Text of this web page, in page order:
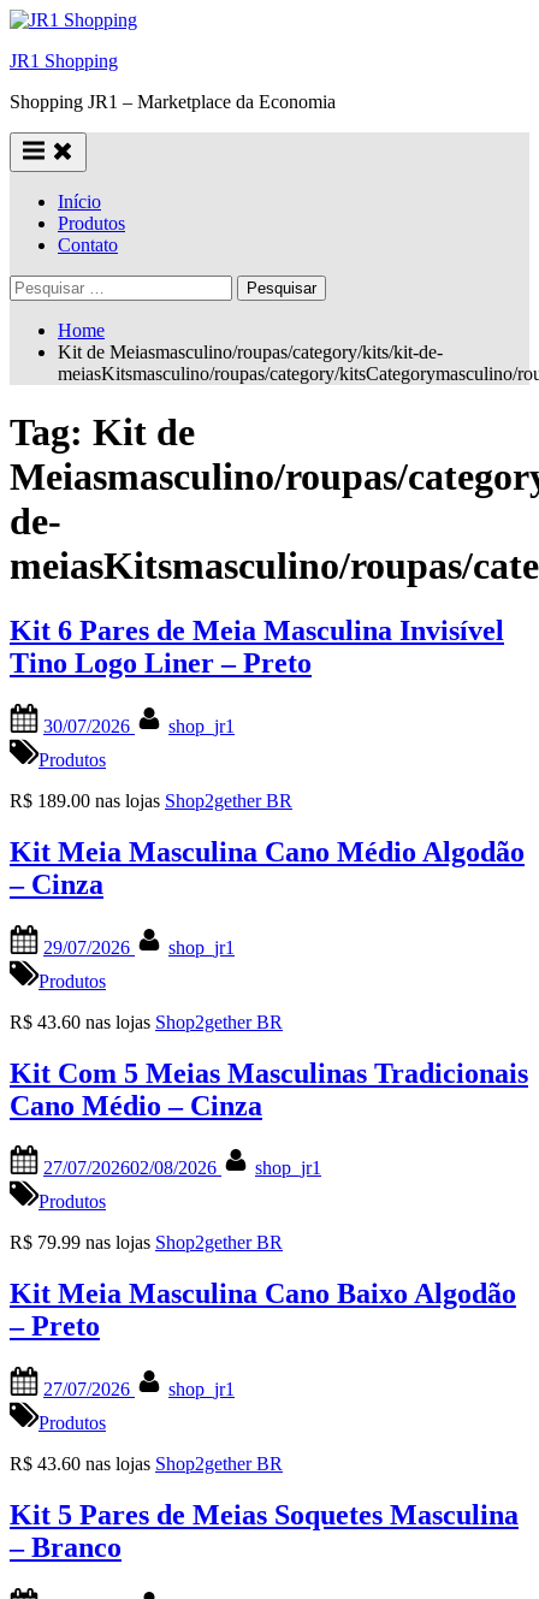
Skip
content
JR1 Shopping
Shopping JR1 – Marketplace da Economia
Início
Produtos
Contato
Pesquisar
por:
Home
Kit de Meiasmasculino/roupas/category/kits/kit-de-
meiasKitsmasculino/roupas/category/kitsCategorymasculino/
Tag: Kit de
Meiasmasculino/roupas/
de-
meiasKitsmasculino/roupas/
Kit 6 Pares de Meia Masculina Invisível
Tino Logo Liner – Preto
on
30/07/2026
shop_jr1
Produtos
R$ 189.00 nas lojas Shop2gether BR
Kit Meia Masculina Cano Médio Algodão
– Cinza
on
29/07/2026
shop_jr1
Produtos
R$ 43.60 nas lojas Shop2gether BR
Kit Com 5 Meias Masculinas Tradicionais
Cano Médio – Cinza
on
27/07/202602/08/2026
shop_jr1
Produtos
R$ 79.99 nas lojas Shop2gether BR
Kit Meia Masculina Cano Baixo Algodão
– Preto
on
27/07/2026
shop_jr1
Produtos
R$ 43.60 nas lojas Shop2gether BR
Kit 5 Pares de Meias Soquetes Masculina
– Branco